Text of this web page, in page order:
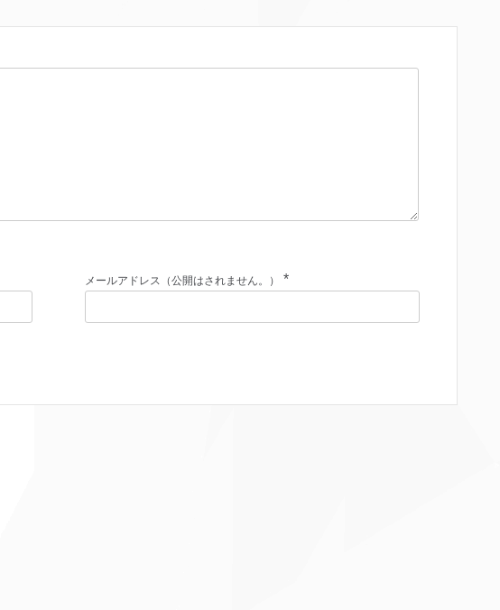
メールアドレス（公開はされません。） *